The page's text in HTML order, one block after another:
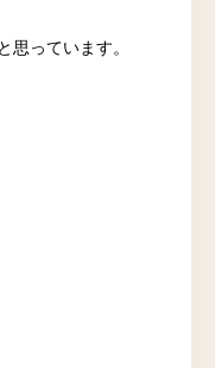
思っています。